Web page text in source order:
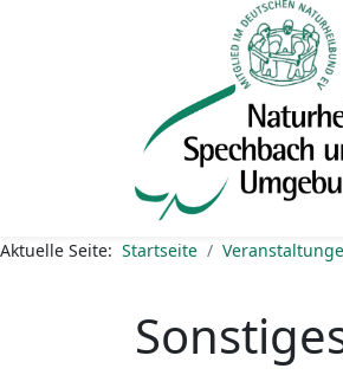
Aktuelle Seite: Startseite